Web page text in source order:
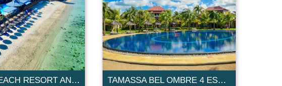
PEARLE BEACH RESORT AND SPA 4 ESTRELLAS TAMASSA BEL OMBRE 4 ESTRELLAS